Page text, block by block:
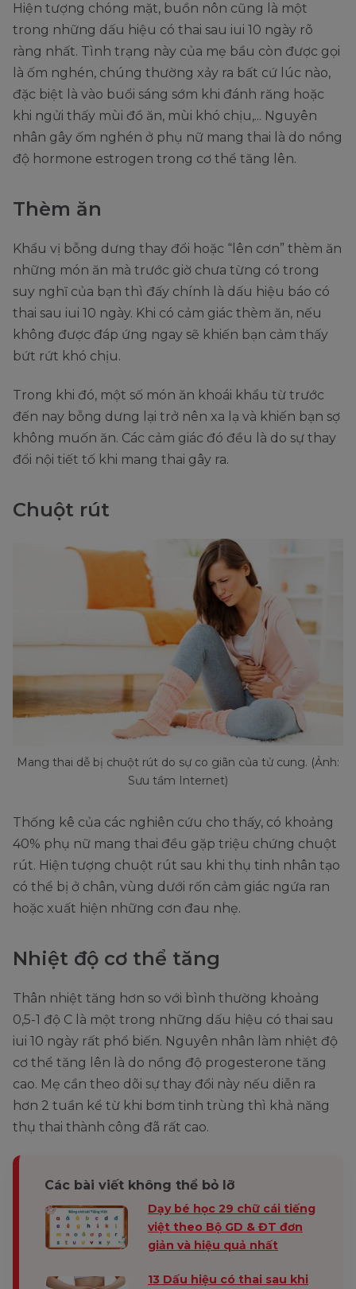
Hiện tượng chóng mặt, buồn nôn cũng là một
trong những dấu hiệu có thai sau iui 10 ngày rõ
ràng nhất. Tình trạng này của mẹ bầu còn được gọi
là ốm nghén, chúng thường xảy ra bất cứ lúc nào,
đặc biệt là vào buổi sáng sớm khi đánh răng hoặc
khi ngửi thấy mùi đồ ăn, mùi khó chịu,... Nguyên
nhân gây ốm nghén ở phụ nữ mang thai là do nồng
độ hormone estrogen trong cơ thể tăng lên.
Thèm ăn
Khẩu vị bỗng dưng thay đổi hoặc “lên cơn” thèm ăn
những món ăn mà trước giờ chưa từng có trong
suy nghĩ của bạn thì đấy chính là dấu hiệu báo có
thai sau iui 10 ngày. Khi có cảm giác thèm ăn, nếu
không được đáp ứng ngay sẽ khiến bạn cảm thấy
bứt rứt khó chịu.
Trong khi đó, một số món ăn khoái khẩu từ trước
đến nay bỗng dưng lại trở nên xa lạ và khiến bạn sợ
không muốn ăn. Các cảm giác đó đều là do sự thay
đổi nội tiết tố khi mang thai gây ra.
Chuột rút
Mang thai dễ bị chuột rút do sự co giãn của tử cung. (Ảnh:
Sưu tầm Internet)
Thống kê của các nghiên cứu cho thấy, có khoảng
40% phụ nữ mang thai đều gặp triệu chứng chuột
rút. Hiện tượng chuột rút sau khi thụ tinh nhân tạo
có thể bị ở chân, vùng dưới rốn cảm giác ngứa ran
hoặc xuất hiện những cơn đau nhẹ.
Nhiệt độ cơ thể tăng
Thân nhiệt tăng hơn so với bình thường khoảng
0,5-1 độ C là một trong những dấu hiệu có thai sau
iui 10 ngày rất phổ biến. Nguyên nhân làm nhiệt độ
cơ thể tăng lên là do nồng độ progesterone tăng
cao. Mẹ cần theo dõi sự thay đổi này nếu diễn ra
hơn 2 tuần kể từ khi bơm tinh trùng thì khả năng
thụ thai thành công đã rất cao.
Các bài viết không thể bỏ lỡ
Dạy bé học 29 chữ cái tiếng
việt theo Bộ GD & ĐT đơn
giản và hiệu quả nhất
13 Dấu hiệu có thai sau khi